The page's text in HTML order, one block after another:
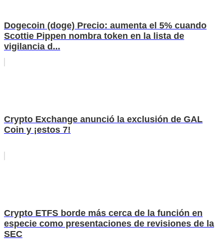
Dogecoin (doge) Precio: aumenta el 5% cuando
Scottie Pippen nombra token en la lista de
vigilancia d...
Crypto Exchange anunció la exclusión de GAL
Coin y ¡estos 7!
Crypto ETFS borde más cerca de la función en
especie como presentaciones de revisiones de la
SEC